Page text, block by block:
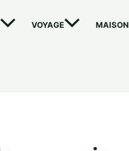
VOYAGE MAISON